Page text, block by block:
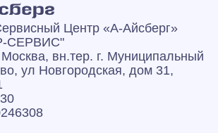
Центр «А‑Айсберг»
СЕРВИС"
вн.тер. г. Муниципальный
ул Новгородская, дом 31,